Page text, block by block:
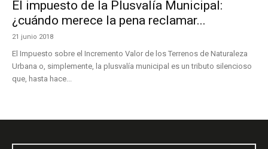
El impuesto de la Plusvalía Municipal:
¿cuándo merece la pena reclamar...
21 junio 2018
El Impuesto sobre el Incremento Valor de los Terrenos de Naturaleza
Urbana o, simplemente, la plusvalía municipal es un tributo silencioso
que, hasta hace...